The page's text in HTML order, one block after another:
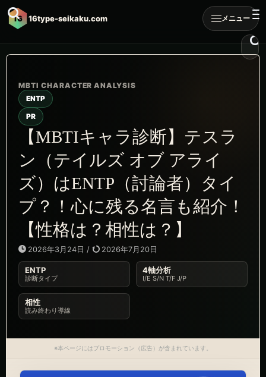
16 16type-seikaku.com メニュー
ENTP
PR
【MBTIキャラ診断】テスラ
ン（テイルズ オブ アライ
ズ）はENTP（討論者）タイ
プ？！心に残る名言も紹介！
【性格は？相性は？】
2026年3月24日 / 2026年7月20日
ENTP
診断タイプ
4軸分析
I/E S/N T/F J/P
相性
読み終わり導線
※本ページにはプロモーション（広告）が含まれています。